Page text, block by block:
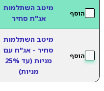
הוסף
מיטב השתלמות
אג"ח סחיר
הוסף
מיטב השתלמות
סחיר - אג"ח עם
מניות (עד 25%
מניות)